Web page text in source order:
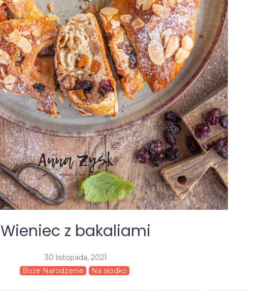
Wieniec z bakaliami
30 listopada, 2021
Boże Narodzenie
Na słodko